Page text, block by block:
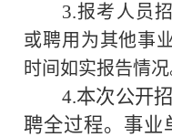
3.报考人员
或聘用为其他事
时间如实报告情况
4.本次公开
聘全过程。事业